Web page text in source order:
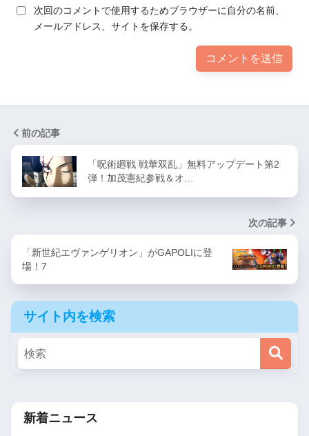
次回のコメントで使用するためブラウザーに自分の名前、
メールアドレス、サイトを保存する。
前の記事
「呪術廻戦 戦華双乱」無料アップデート第2
弾！加茂憲紀参戦＆オ…
次の記事
「新世紀エヴァンゲリオン」がGAPOLIに登
場！7
サイト内を検索
新着ニュース